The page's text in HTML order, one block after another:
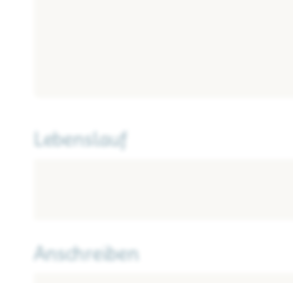
Lebenslauf
Anschreiben